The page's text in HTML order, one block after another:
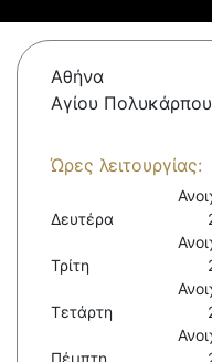
Αθήνα
Αγίου
Ώρες λειτουργίας:
Δευτέρα
Τρίτη
Τετάρτη
Πέμπτη